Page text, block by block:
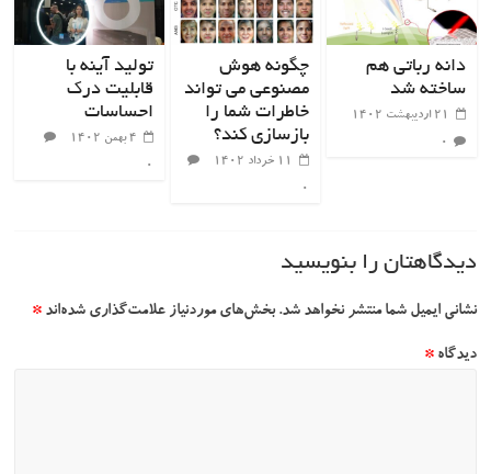
دانه رباتی هم
ساخته شد
۲۱ اردیبهشت ۱۴۰۲
۰
چگونه هوش
مصنوعی می تواند
خاطرات شما را
بازسازی کند؟
۱۱ خرداد ۱۴۰۲
۰
تولید آینه با
قابلیت درک
احساسات
۴ بهمن ۱۴۰۲
۰
دیدگاهتان را بنویسید
نشانی ایمیل شما منتشر نخواهد شد. بخش‌های موردنیاز علامت‌گذاری شده‌اند*
دیدگاه*